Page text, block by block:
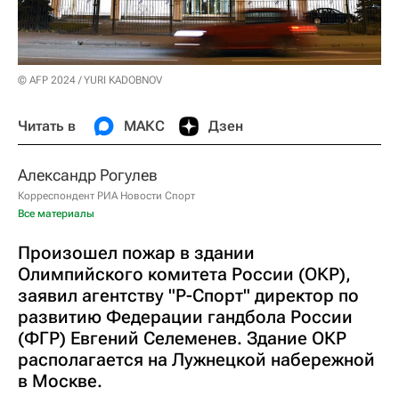
© AFP 2024 / YURI KADOBNOV
Читать в МАКС Дзен
Александр Рогулев
Корреспондент РИА Новости Спорт
Все материалы
Произошел пожар в здании
Олимпийского комитета России (ОКР),
заявил агентству "Р-Спорт" директор по
развитию Федерации гандбола России
(ФГР) Евгений Селеменев. Здание ОКР
располагается на Лужнецкой набережной
в Москве.